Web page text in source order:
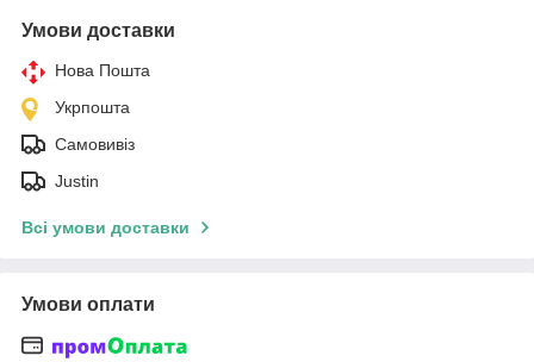
Умови доставки
Нова Пошта
Укрпошта
Самовивіз
Justin
Всі умови доставки
Умови оплати